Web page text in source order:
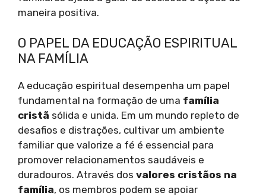
maneira positiva.
O PAPEL DA EDUCAÇÃO ESPIRITUAL
NA FAMÍLIA
A educação espiritual desempenha um papel
fundamental na formação de uma família
cristã sólida e unida. Em um mundo repleto de
desafios e distrações, cultivar um ambiente
familiar que valorize a fé é essencial para
promover relacionamentos saudáveis e
duradouros. Através dos valores cristãos na
família, os membros podem se apoiar